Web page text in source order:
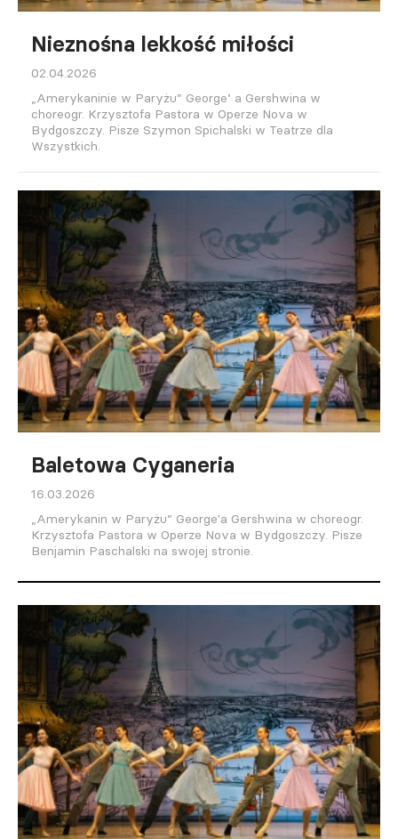
Nieznośna lekkość miłości
02.04.2026
„Amerykaninie w Paryżu” George’ a Gershwina w
choreogr. Krzysztofa Pastora w Operze Nova w
Bydgoszczy. Pisze Szymon Spichalski w Teatrze dla
Wszystkich.
Baletowa Cyganeria
16.03.2026
„Amerykanin w Paryżu” George'a Gershwina w choreogr.
Krzysztofa Pastora w Operze Nova w Bydgoszczy. Pisze
Benjamin Paschalski na swojej stronie.